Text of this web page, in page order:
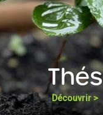
Thés
Découvrir